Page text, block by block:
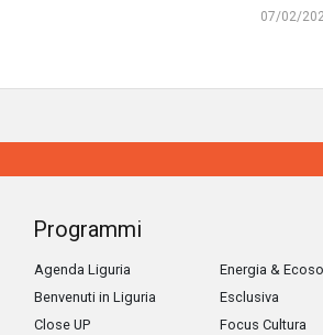
07/02/
Programmi
Agenda Liguria
Benvenuti in Liguria
Close UP
Energia &
Esclusiva
Focus Cultura